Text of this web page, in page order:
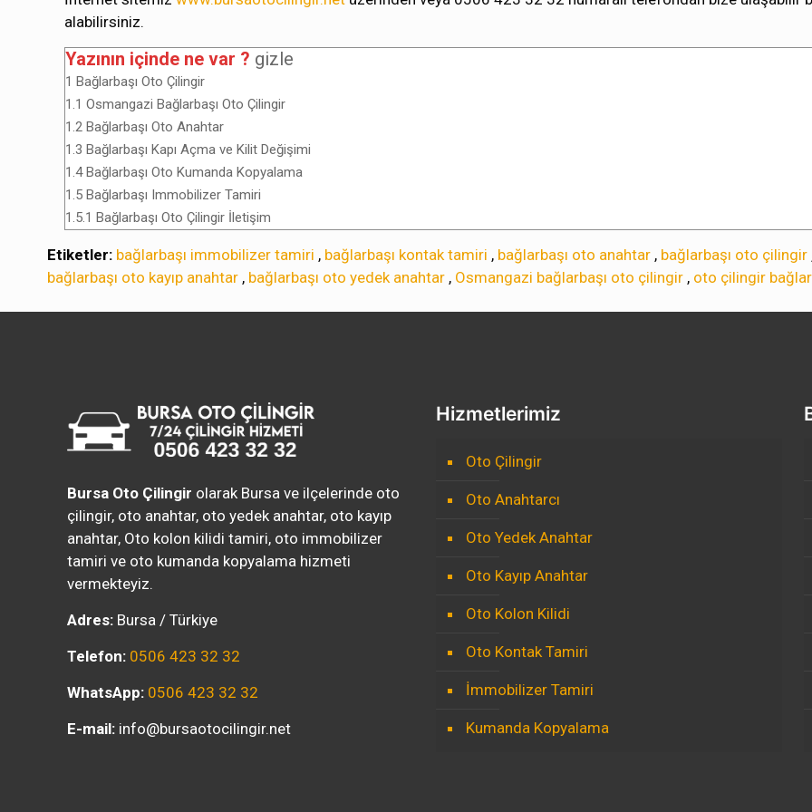
alabilirsiniz.
Yazının içinde ne var ? gizle
1 Bağlarbaşı Oto Çilingir
1.1 Osmangazi Bağlarbaşı Oto Çilingir
1.2 Bağlarbaşı Oto Anahtar
1.3 Bağlarbaşı Kapı Açma ve Kilit Değişimi
1.4 Bağlarbaşı Oto Kumanda Kopyalama
1.5 Bağlarbaşı Immobilizer Tamiri
1.5.1 Bağlarbaşı Oto Çilingir İletişim
Etiketler: bağlarbaşı immobilizer tamiri , bağlarbaşı kontak tamiri , bağlarbaşı oto anahtar , bağlarbaşı oto çilingir
bağlarbaşı oto kayıp anahtar , bağlarbaşı oto yedek anahtar , Osmangazi bağlarbaşı oto çilingir , oto çilingir
Bursa Oto Çilingir olarak Bursa ve ilçelerinde oto
çilingir, oto anahtar, oto yedek anahtar, oto kayıp
anahtar, Oto kolon kilidi tamiri, oto immobilizer
tamiri ve oto kumanda kopyalama hizmeti
vermekteyiz.
Adres: Bursa / Türkiye
Telefon: 0506 423 32 32
WhatsApp: 0506 423 32 32
E-mail: info@bursaotocilingir.net
Hizmetlerimiz
Oto Çilingir
Oto Anahtarcı
Oto Yedek Anahtar
Oto Kayıp Anahtar
Oto Kolon Kilidi
Oto Kontak Tamiri
İmmobilizer Tamiri
Kumanda Kopyalama